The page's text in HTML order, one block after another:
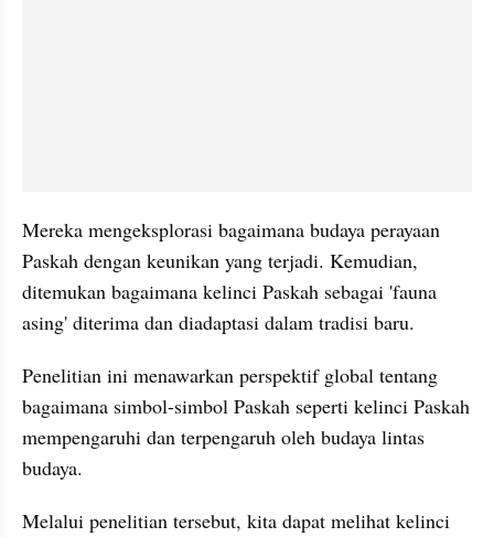
Mereka mengeksplorasi bagaimana budaya perayaan
Paskah dengan keunikan yang terjadi. Kemudian,
ditemukan bagaimana kelinci Paskah sebagai 'fauna
asing' diterima dan diadaptasi dalam tradisi baru.
Penelitian ini menawarkan perspektif global tentang
bagaimana simbol-simbol Paskah seperti kelinci Paskah
mempengaruhi dan terpengaruh oleh budaya lintas
budaya.
Melalui penelitian tersebut, kita dapat melihat kelinci